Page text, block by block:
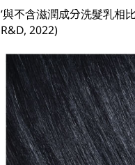
’與不含滋潤成分洗髮乳相
R&D, 2022)